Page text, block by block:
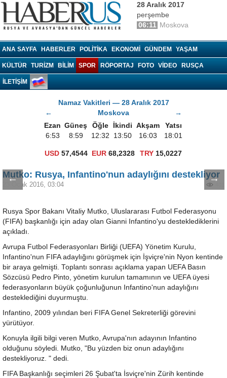
28 Aralık 2017
perşembe
06:11 Moskova
ANA SAYFA HABERLER POLITIKA EKONOMI GÜNDEM YAŞAM
KÜLTÜR TURIZM BILIM SPOR RÖPORTAJ FOTO VIDEO RUSÇA
İLETİŞİM
Namaz Vakitleri — 28 Aralık 2017
←
Moskova
→
Ezan Güneş Öğle İkindi Akşam
Yatsı
6:53
8:59 12:32 13:50 16:03 18:01
USD 57,4544 EUR 68,2328 TRY15,0227
← →
Mutko: Rusya, Infantino'nun adaylığını destekliyor
23 Ocak 2016, 03:04
Rusya Spor Bakanı Vitaliy Mutko, Uluslararası Futbol Federasyonu
(FIFA) başkanlığı için aday olan Gianni Infantino'yu desteklediklerini
açıkladı.
Avrupa Futbol Federasyonları Birliği (UEFA) Yönetim Kurulu,
Infantino'nun FIFA adaylığını görüşmek için İşviçre'nin Nyon kentinde
bir araya gelmişti. Toplantı sonrası açıklama yapan UEFA Basın
Sözcüsü Pedro Pinto, yönetim kurulun tamamının ve UEFA üyesi
federasyonların büyük çoğunluğunun Infantino'nun adaylığını
desteklediğini duyurmuştu.
Infantino, 2009 yılından beri FIFA Genel Sekreterliği görevini
yürütüyor.
Konuyla ilgili bilgi veren Mutko, Avrupa'nın adayının Infantino
olduğunu söyledi. Mutko, "Bu yüzden biz onun adaylığını
destekliyoruz. " dedi.
FIFA Başkanlığı seçimleri 26 Şubat'ta İsviçre'nin Zürih kentinde